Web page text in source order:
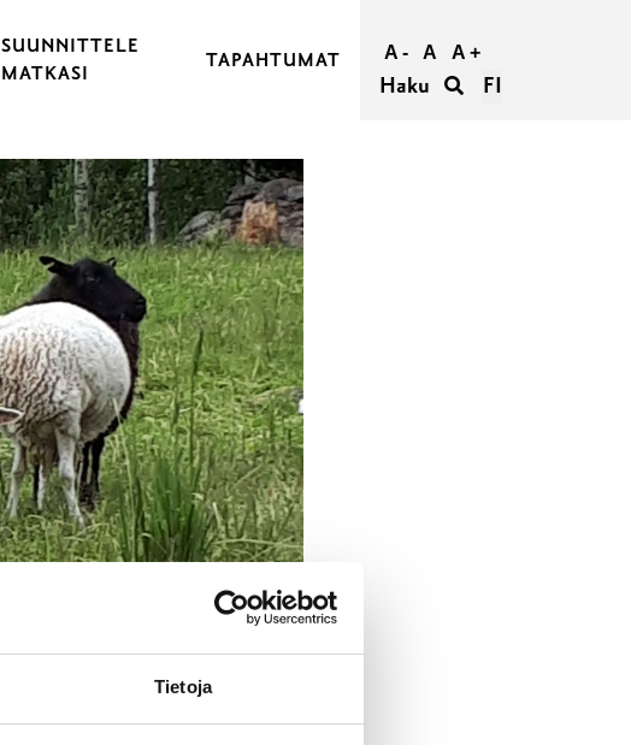
Tietoja
SUUNNITTELE
MATKASI
LÖYDÄ RAASEPORIIN
LIIKU RAASEPORISSA
HYVÄ TIETÄÄ
ESTEETTÖMYYS RAASEPORISSA
RAASEPORI RYHMILLE
UNOHTUMATTOMAT HÄÄT RAASEPORISSA
TAPAHTUMAT A - A A +
Haku FI